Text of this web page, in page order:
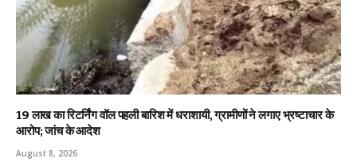
19 लाख का रिटर्निंग वॉल पहली बारिश में धराशायी, ग्रामीणों ने लगाए भ्रष्टाचार के
आरोप; जांच के आदेश
August 8, 2026